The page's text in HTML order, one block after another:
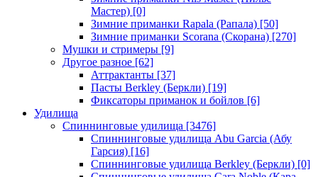
Мастер) [0]
Зимние приманки Rapala (Рапала) [50]
Зимние приманки Scorana (Скорана) [270]
Мушки и стримеры [9]
Другое разное [62]
Аттрактанты [37]
Пасты Berkley (Беркли) [19]
Фиксаторы приманок и бойлов [6]
Удилища
Спиннинговые удилища [3476]
Спиннинговые удилища Abu Garcia (Абу
Гарсия) [16]
Спиннинговые удилища Berkley (Беркли) [0]